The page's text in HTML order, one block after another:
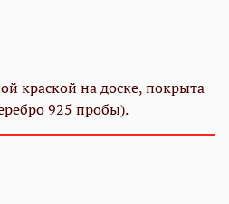
краской на доске, покрыта
925 пробы).